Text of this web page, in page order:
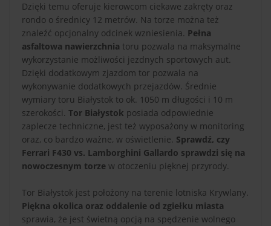
Dzięki temu oferuje kierowcom ciekawe zakręty oraz
rondo o średnicy 12 metrów. Na torze można też
znaleźć opcjonalny odcinek wzniesienia. Pełna
asfaltowa nawierzchnia toru pozwala na maksymalne
wykorzystanie możliwości jezdnych sportowych aut.
Dzięki dodatkowym zjazdom tor pozwala na
wykonywanie dodatkowych przejazdów. Średnie
wymiary toru Białystok to ok. 1050 m długości i 10 m
szerokości. Tor Białystok posiada odpowiednie
zaplecze techniczne, jest też wyposażony w monitoring
oraz, co bardzo ważne, w oświetlenie. Sprawdź, czy
Ferrari F430 vs. Lamborghini Gallardo sprawdzi się na
nowoczesnym torze w otoczeniu pięknej przyrody.
Tor Białystok jest położony na terenie lotniska Krywlany.
Piękna okolica oraz oddalenie od zgiełku miasta
sprawia, że jest świetną opcją na spędzenie wolnego